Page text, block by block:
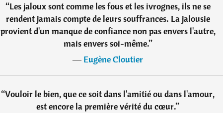
“Les jaloux sont comme les fous et les ivrognes, ils ne se
rendent jamais compte de leurs souffrances. La jalousie
provient d'un manque de confiance non pas envers l'autre,
mais envers soi-même.”
―Eugène Cloutier
“Vouloir le bien, que ce soit dans l'amitié ou dans l'amour,
est encore la première vérité du cœur.”